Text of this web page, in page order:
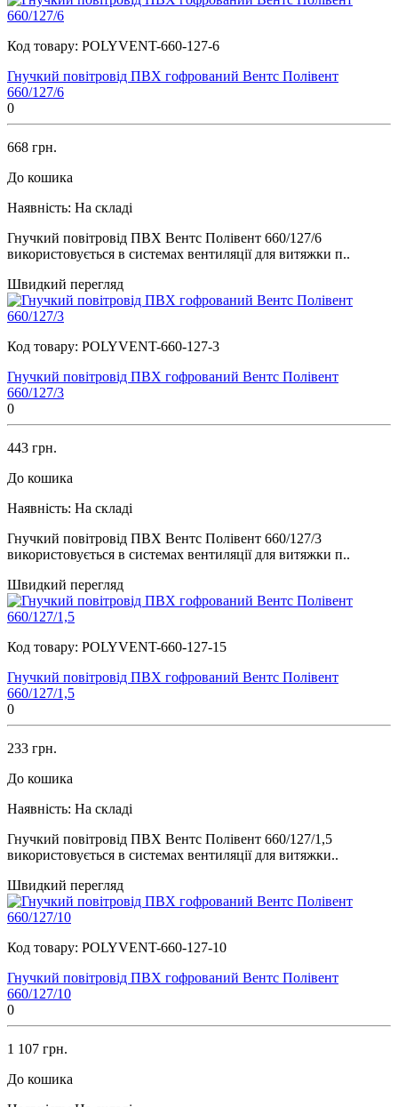
Код товару: POLYVENT-660-127-6
Гнучкий повітровід ПВХ гофрований Вентс Полівент
660/127/6
0
668 грн.
До кошика
Наявність: На складі
Гнучкий повітровід ПВХ Вентс Полівент 660/127/6
використовується в системах вентиляції для витяжки п..
Швидкий перегляд
Код товару: POLYVENT-660-127-3
Гнучкий повітровід ПВХ гофрований Вентс Полівент
660/127/3
0
443 грн.
До кошика
Наявність: На складі
Гнучкий повітровід ПВХ Вентс Полівент 660/127/3
використовується в системах вентиляції для витяжки п..
Швидкий перегляд
Код товару: POLYVENT-660-127-15
Гнучкий повітровід ПВХ гофрований Вентс Полівент
660/127/1,5
0
233 грн.
До кошика
Наявність: На складі
Гнучкий повітровід ПВХ Вентс Полівент 660/127/1,5
використовується в системах вентиляції для витяжки..
Швидкий перегляд
Код товару: POLYVENT-660-127-10
Гнучкий повітровід ПВХ гофрований Вентс Полівент
660/127/10
0
1 107 грн.
До кошика